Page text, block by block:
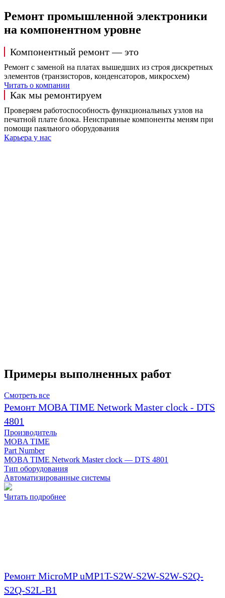
Ремонт промышленной электроники
на компонентном уровне
Компонентный ремонт — это
Ремонт с заменой на платах вышедших из строя дискретных
элементов (транзисторов, конденсаторов, микросхем)
Читать о компании
Как мы ремонтируем
Проверяем работоспособность функциональных узлов на
печатной плате блока. Неисправные компоненты меням при
помощи паяльного оборудования
Карьера у нас
Примеры выполненных работ
Смотреть все
Ремонт MOBA TIME Network Master clock - DTS
4801
Производитель
MOBA TIME
Part Number
MOBA TIME Network Master clock — DTS 4801
Тип оборудования
Автоматизированные системы
Читать подробнее
Ремонт MicroMP uMP1T-S2W-S2W-S2W-S2Q-
S2Q-S2L-B1